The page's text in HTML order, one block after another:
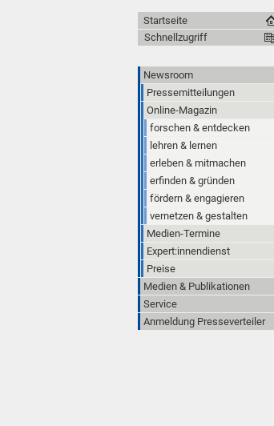
Startseite
Schnellzugriff
Newsroom
Pressemitteilungen
Online-Magazin
forschen & entdecken
lehren & lernen
erleben & mitmachen
erfinden & gründen
fördern & engagieren
vernetzen & gestalten
Medien-Termine
Expert:innendienst
Preise
Medien & Publikationen
Service
Anmeldung Presseverteiler